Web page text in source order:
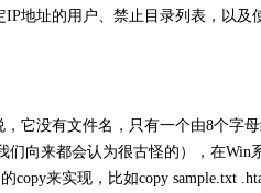
地址的用户、禁止目录列表，以及
，它没有文件名，只有一个由8个字
向来都会认为很古怪的），在Win
来实现，比如copy sample.txt